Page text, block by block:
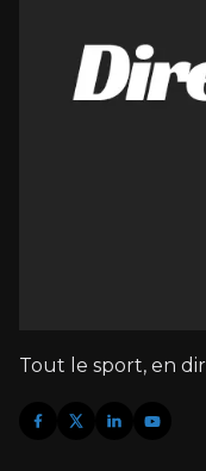
Tout le sport, en